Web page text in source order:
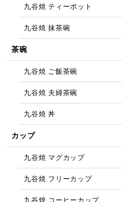
九谷焼 ティーポット
九谷焼 抹茶碗
茶碗
九谷焼 ご飯茶碗
九谷焼 夫婦茶碗
九谷焼 丼
カップ
九谷焼 マグカップ
九谷焼 フリーカップ
九谷焼 コーヒーカップ